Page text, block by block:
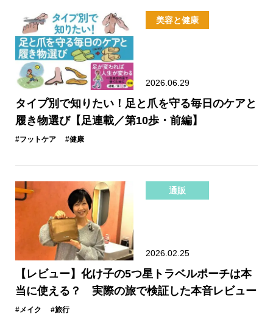
美容と健康
2026.06.29
タイプ別で知りたい！足と爪を守る毎日のケアと
履き物選び【足連載／第10歩・前編】
#フットケア #健康
通販
2026.02.25
【レビュー】化け子の5つ星トラベルポーチは本
当に使える？ 実際の旅で検証した本音レビュー
#メイク #旅行